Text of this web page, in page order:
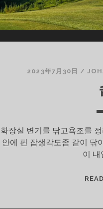
2023年7月30日 /
화장실 변기를 닦고욕조를
안에 핀 잡생각도좀 같이 닦
이 내